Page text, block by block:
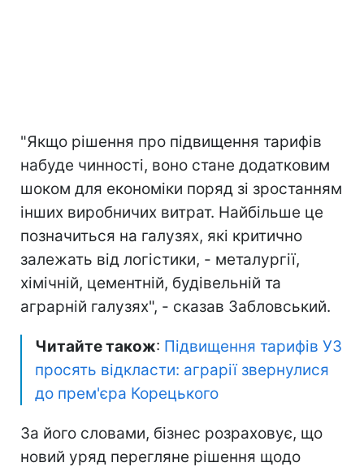
"Якщо рішення про підвищення тарифів
набуде чинності, воно стане додатковим
шоком для економіки поряд зі зростанням
інших виробничих витрат. Найбільше це
позначиться на галузях, які критично
залежать від логістики, - металургії,
хімічній, цементній, будівельній та
аграрній галузях", - сказав Забловський.
Читайте також: Підвищення тарифів УЗ
просять відкласти: аграрії звернулися
до прем'єра Корецького
За його словами, бізнес розраховує, що
новий уряд перегляне рішення щодо